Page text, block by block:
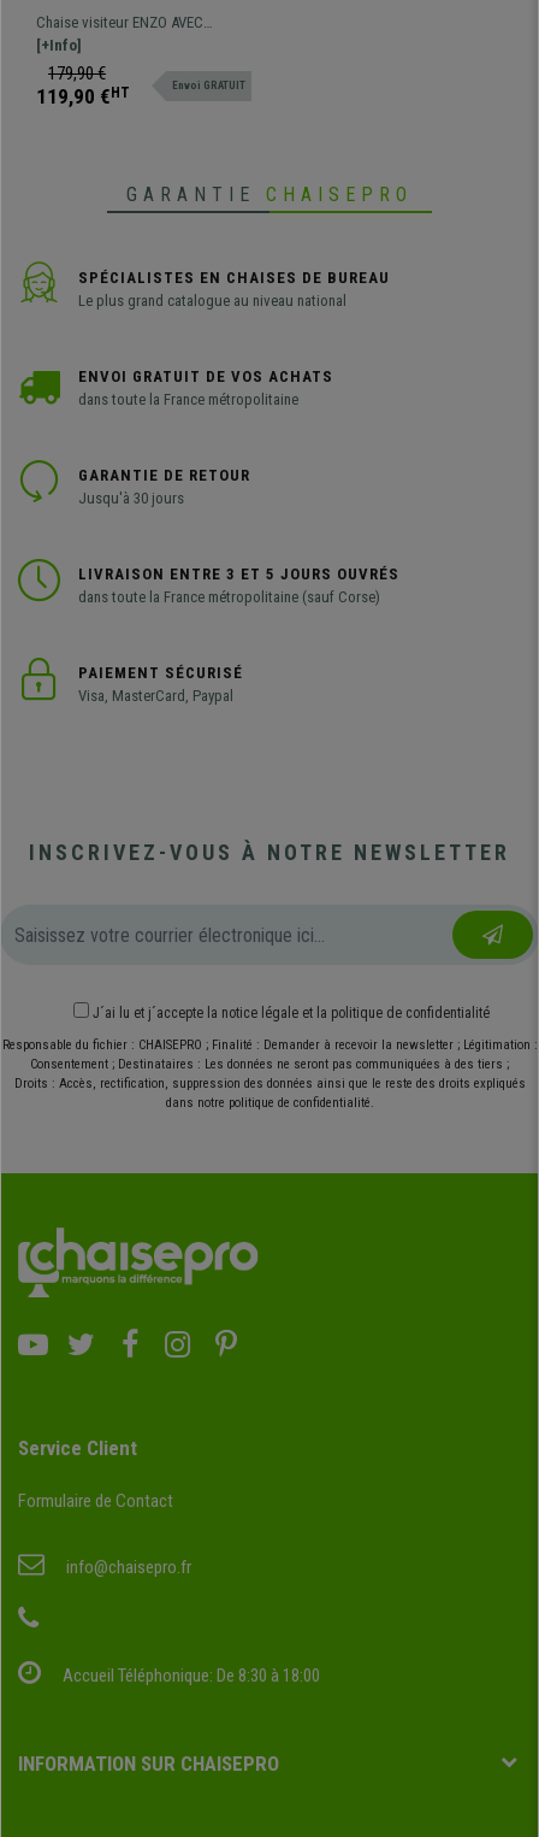
ACCOUDOIRS, Commode et
Pratique, Empilable, Bleu
Chaise visiteur ENZO AVEC
ACCOUDOIRS, design
spectaculaire pour donner une
touche moderne aux salles
[+Info]
179,90 €
119,90 € HT Envoi GRATUIT
GARANTIE CHAISEPRO
SPÉCIALISTES EN CHAISES DE BUREAU
Le plus grand catalogue au niveau national
ENVOI GRATUIT DE VOS ACHATS
dans toute la France métropolitaine
GARANTIE DE RETOUR
Jusqu'à 30 jours
LIVRAISON ENTRE 3 ET 5 JOURS OUVRÉS
dans toute la France métropolitaine (sauf Corse)
PAIEMENT SÉCURISÉ
Visa, MasterCard, Paypal
INSCRIVEZ-VOUS À NOTRE NEWSLETTER
J´ai lu et j´accepte la notice légale et la politique de confidentialité
Responsable du fichier : CHAISEPRO ; Finalité : Demander à recevoir la newsletter ; Légitimation :
Consentement ; Destinataires : Les données ne seront pas communiquées à des tiers ;
Droits : Accès, rectification, suppression des données ainsi que le reste des droits expliqués
dans notre politique de confidentialité.
Service Client
Formulaire de Contact
info@chaisepro.fr
Accueil Téléphonique: De 8:30 à 18:00
INFORMATION SUR CHAISEPRO